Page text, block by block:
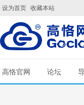
设为首页 收藏本站
高恪官网 论坛